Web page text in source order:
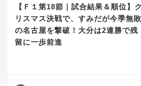
【Ｆ１第18節｜試合結果＆順位】ク
リスマス決戦で、すみだが今季無敗
の名古屋を撃破！大分は2連勝で残
留に一歩前進